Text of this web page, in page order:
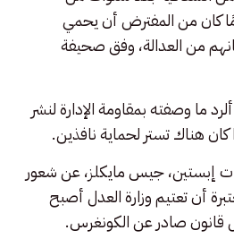
كان من المفترض أن يحمي
من العدالة، وفق صحيفة
ما وصفته بمقاومة الإدارة لنشر
كان هناك تستر لحماية نافذين.
إبستين، جيس مايكلز، عن شعور
أن تعتيم وزارة العدل أصبح
قانون صادر عن الكونغرس.